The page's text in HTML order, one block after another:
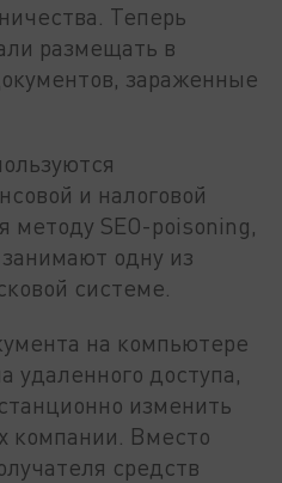
Теперь
размещать в
зараженные
и налоговой
методу SEO-poisoning,
oдну из
системе.
на компьютере
удаленного доступа,
изменить
компании. Вместо
средств